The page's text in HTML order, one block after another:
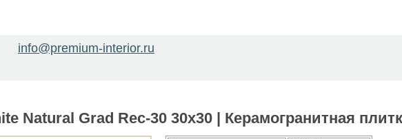
info@premium-interior.ru
Natural Grad Rec-30 30x30 | Керамогранитная